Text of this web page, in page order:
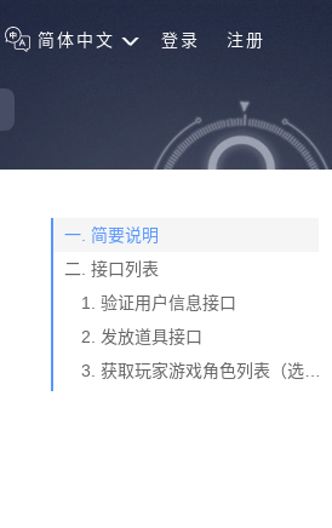
简体中文 登录 注册
一. 简要说明
二. 接口列表
1. 验证用户信息接口
2. 发放道具接口
3. 获取玩家游戏角色列表（选接）